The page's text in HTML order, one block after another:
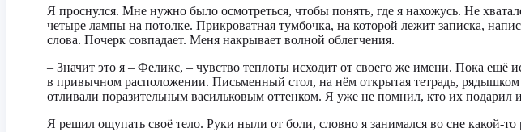
Я проснулся. Мне нужно было осмотреться, чтобы понять, где я нахожусь. Не
четыре лампы на потолке. Прикроватная тумбочка, на которой лежит записка,
слова. Почерк совпадает. Меня накрывает волной облегчения.
– Значит это я – Феликс, – чувство теплоты исходит от своего же имени. Пока ещё
в привычном расположении. Письменный стол, на нём открытая тетрадь,
отливали поразительным васильковым оттенком. Я уже не помнил, кто их подарил
Я решил ощупать своё тело. Руки ныли от боли, словно я занимался во сне какой-